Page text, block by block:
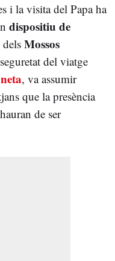
i la visita del Papa ha
dispositiu de
Mossos
del viatge
, va assumir
que la presència
de ser